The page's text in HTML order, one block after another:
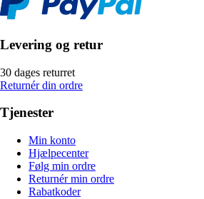
Levering og retur
30 dages returret
Returnér din ordre
Tjenester
Min konto
Hjælpecenter
Følg min ordre
Returnér min ordre
Rabatkoder